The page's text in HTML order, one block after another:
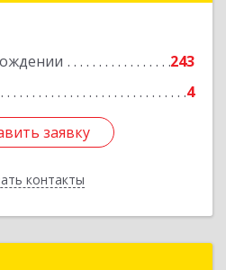
243
4
заявку
контакты
заявку
Назад